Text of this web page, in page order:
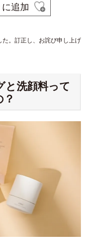
追加
。訂正し、お詫び申し上げ
と洗顔料って